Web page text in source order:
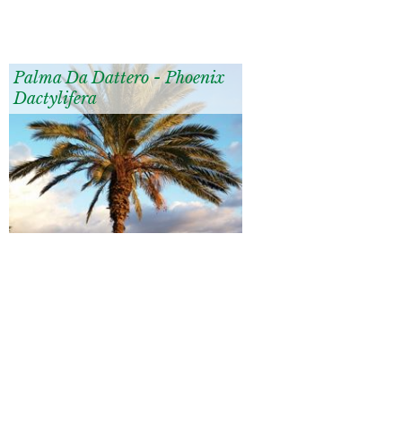
Palma Da Dattero - Phoenix
Dactylifera